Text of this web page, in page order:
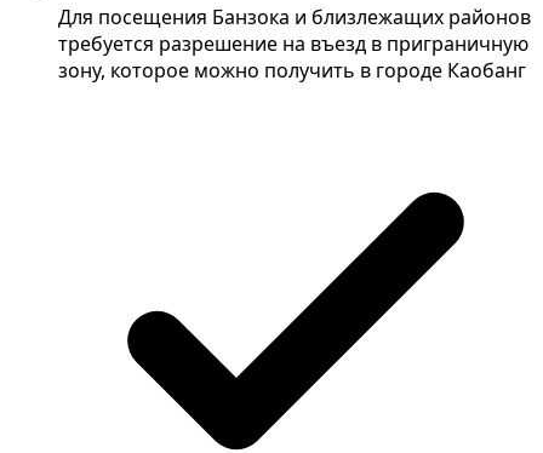
Для посещения Банзока и близлежащих районов
требуется разрешение на въезд в приграничную
зону, которое можно получить в городе Каобанг